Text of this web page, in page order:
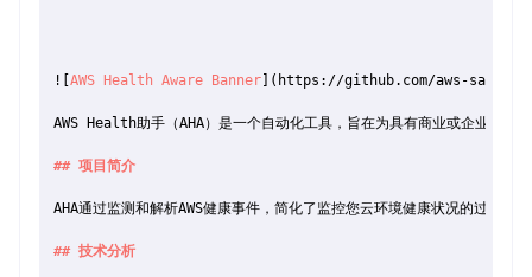
![ AWS Health Aware Banner ]( https://github.com/aws-samples/
AWS Health助手（AHA）是一个自动化工具，旨在为具有商业或企业支
## 项目简介
AHA通过监测和解析AWS健康事件，简化了监控您云环境健康状况的过程
## 技术分析